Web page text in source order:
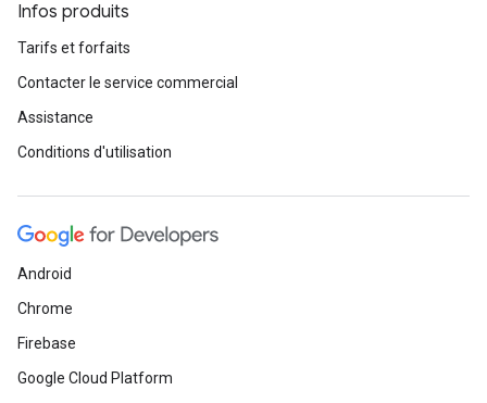
Infos produits
Tarifs et forfaits
Contacter le service commercial
Assistance
Conditions d'utilisation
Android
Chrome
Firebase
Google Cloud Platform